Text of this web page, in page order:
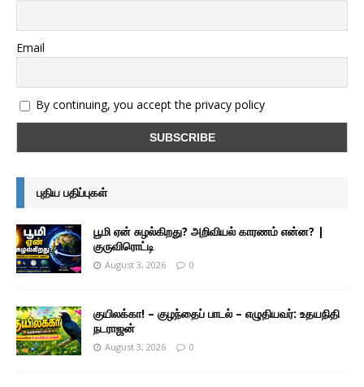
Email
By continuing, you accept the privacy policy
புதிய பதிப்புகள்
பூமி ஏன் சுழல்கிறது? அறிவியல் காரணம் என்ன? |
குருவிரொட்டி
August 3, 2026 0
குயிலக்கா! – குழந்தைப் பாடல் – எழுதியவர்: உதயநிதி
நடராஜன்
August 3, 2026 0